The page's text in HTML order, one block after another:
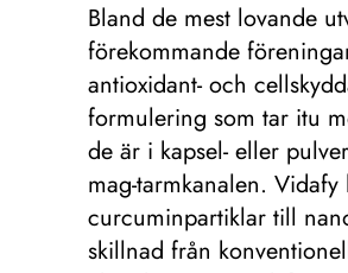
Bland de mest lovande
förekommande
antioxidant- och
formulering som tar itu
de är i kapsel- eller
mag-tarmkanalen.
curcuminpartiklar till
skillnad från